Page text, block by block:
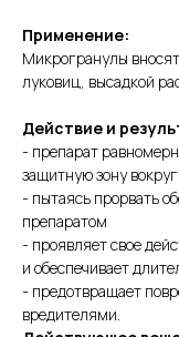
Применение:
Микрогранулы
луковиц, высадкой
Действие и
- препарат
защитную зону
- пытаясь прорвать
препаратом
- проявляет свое
и обеспечивает
- предотвращает
вредителями.